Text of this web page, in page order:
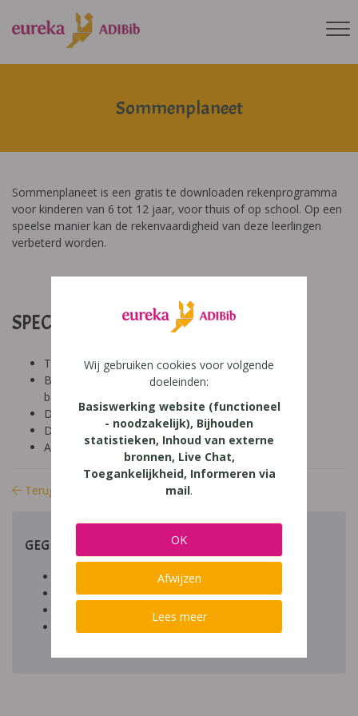
Sommenplaneet
Sommenplaneet is een gratis te downloaden rekenprogramma
voor kinderen van 6 tot 12 jaar, voor thuis of op school. Op een
speelse manier kan de rekenvaardigheid van deze leerlingen
verbeterd worden.
SPECIFICATIES:
Tool: van ander
Besproken Leeftijd: basisonderwijs (6-9 jaar),
basisonderwijs (9-12 jaar)
Diagnose: dyscalculie, leerproblemen
Domein: rekenen / wiskunde
Aard: praktisch
Terug naar bibliotheek
GEGEVENS
Auteur artikel: Peter Bauwens
Datum toegevoegd: 01/05/2014
bestand
Link:
Wij gebruiken cookies voor volgende
doeleinden:
Basiswerking website (functioneel
- noodzakelijk), Bijhouden
statistieken, Inhoud van externe
bronnen, Live Chat,
Toegankelijkheid, Informeren via
mail.
OK
Afwijzen
Lees meer